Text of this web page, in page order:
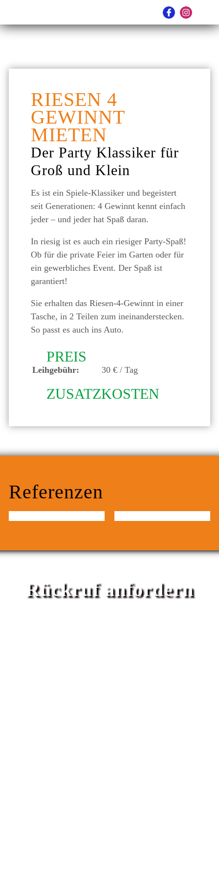
RIESEN 4
GEWINNT
MIETEN
Der Party Klassiker für
Groß und Klein
Es ist ein Spiele-Klassiker und begeistert
seit Generationen: 4 Gewinnt kennt einfach
jeder – und jeder hat Spaß daran.
In riesig ist es auch ein riesiger Party-Spaß!
Ob für die private Feier im Garten oder für
ein gewerbliches Event. Der Spaß ist
garantiert!
Sie erhalten das Riesen-4-Gewinnt in einer
Tasche, in 2 Teilen zum ineinanderstecken.
So passt es auch ins Auto.
PREIS
Leihgebühr: 30 € / Tag
ZUSATZKOSTEN
Referenzen
Rückruf anfordern